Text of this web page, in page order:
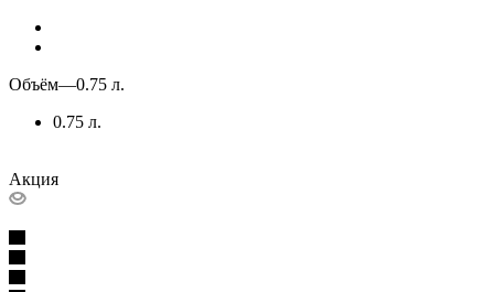
Объём—0.75 л.
0.75 л.
Акция